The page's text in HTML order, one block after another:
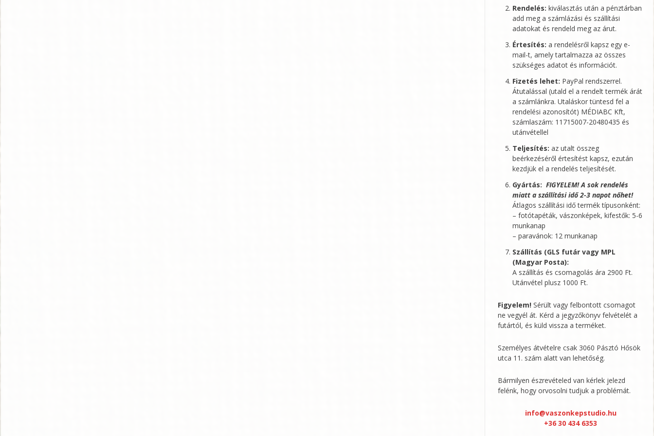
Rendelés: kiválasztás után a pénztárban
add meg a számlázási és szállítási
adatokat és rendeld meg az árut.
Értesítés: a rendelésről kapsz egy e-
mail-t, amely tartalmazza az összes
szükséges adatot és információt.
Fizetés lehet: PayPal rendszerrel.
Átutalással (utald el a rendelt termék árát
a számlánkra. Utaláskor tüntesd fel a
rendelési azonosítót) MÉDIABC Kft,
számlaszám: 11715007-20480435 és
utánvétellel
Teljesítés: az utalt összeg
beérkezéséről értesítést kapsz, ezután
kezdjük el a rendelés teljesítését.
Gyártás: FIGYELEM! A sok rendelés
miatt a szállítási idő 2-3 napot nőhet!
Átlagos szállítási idő termék típusonként:
– fotótapéták, vászonképek, kifestők: 5-6
munkanap
– paravánok: 12 munkanap
Szállítás (GLS futár vagy MPL
(Magyar Posta):
A szállítás és csomagolás ára 2900 Ft.
Utánvétel plusz 1000 Ft.
Figyelem! Sérült vagy felbontott csomagot
ne vegyél át. Kérd a jegyzőkönyv felvételét a
futártól, és küld vissza a terméket.
Személyes átvételre csak 3060 Pásztó Hősök
utca 11. szám alatt van lehetőség.
Bármilyen észrevételed van kérlek jelezd
felénk, hogy orvosolni tudjuk a problémát.
info@vaszonkepstudio.hu
+36 30 434 6353